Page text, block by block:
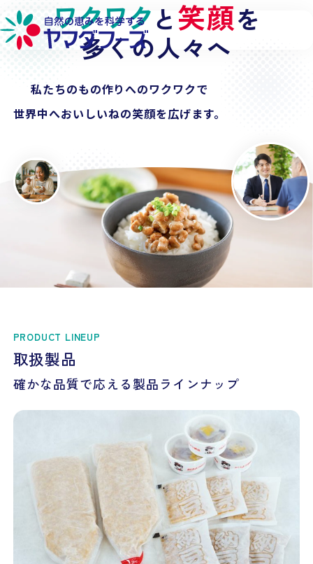
本文へ移動 ワクワクと笑顔を
多くの人々へ
私たちのもの作りへのワクワクで
世界中へおいしいねの笑顔を広げます。
私たちの探求心で
納豆の世界を広げる
チルドから冷凍、フリーズドライへ。
食卓から業務用、そして世界へ。
PRODUCT LINEUP
取扱製品
確かな品質で応える製品ラインナップ